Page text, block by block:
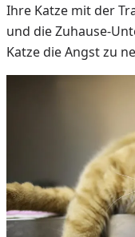
Ihre Katze mit der
und die Zuhause-
Katze die Angst zu